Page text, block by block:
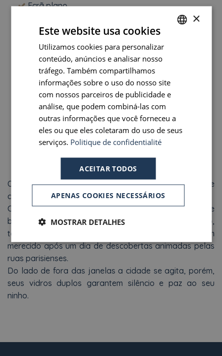
Ecrã plano
Guarda-roupas
Casa de banho
Secador de cabelos
Produtos de boas-vindas
Mesa de escritório
Não fumadores
Os quartos Clássico Twin do Welcome Hotel, em tons de
cinzento e vermelho, se adaptam a todos os gostos.
Com as suas cortinas que ocultam a luz, casa de
banhos privativa, acesso à internet Wi-fi e climatização,
tais quartos são a promessa de um repouso bem
merecido após um dia de descobertas animadas pelas
ruas parisienses.
Do lado de fora das janelas a cidade se agita, porém,
seus vidros duplos garantem silêncio e paz ao seu
ninho.
FRENCH
ENGLISH
PORTUGUESE
SPANISH
×
Este website usa cookies
Utilizamos cookies para personalizar
conteúdo, anúncios e analisar nosso
tráfego. Também compartilhamos
informações sobre o uso do nosso site
com nossos parceiros de publicidade e
análise, que podem combiná-las com
outras informações que você forneceu a
eles ou que eles coletaram do uso de seus
serviços. Politique de confidentialité
ACEITAR TODOS
APENAS COOKIES NECESSÁRIOS
MOSTRAR DETALHES